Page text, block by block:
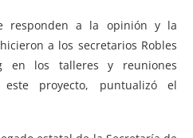
responden a la opinión y la
a los secretarios Robles
en los talleres y reuniones
proyecto, puntualizó el